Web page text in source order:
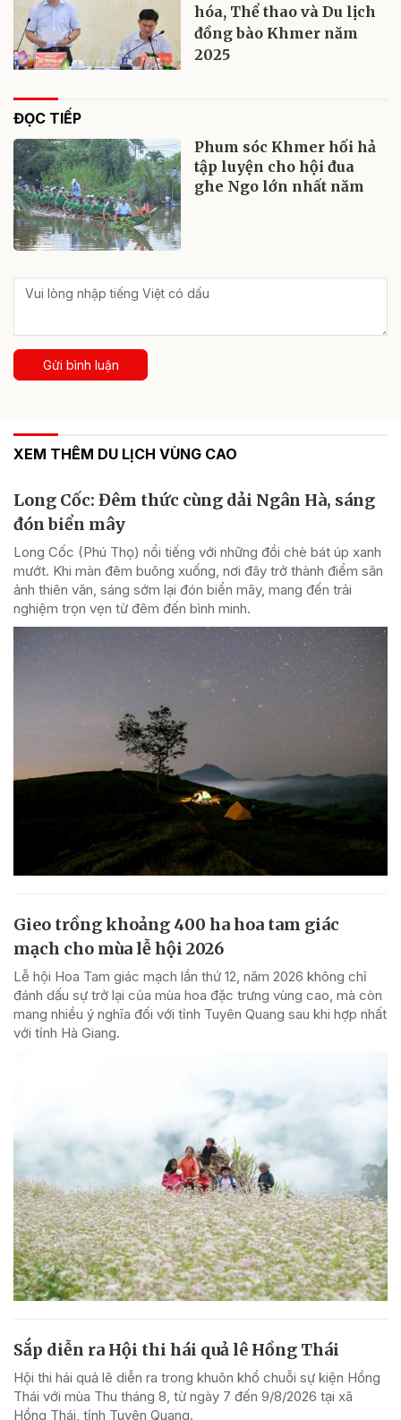
hóa, Thể thao và Du lịch
đồng bào Khmer năm
2025
ĐỌC TIẾP
Phum sóc Khmer hối hả
tập luyện cho hội đua
ghe Ngo lớn nhất năm
Gửi bình luận
XEM THÊM DU LỊCH VÙNG CAO
Long Cốc: Đêm thức cùng dải Ngân Hà, sáng
đón biển mây
Long Cốc (Phú Thọ) nổi tiếng với những đồi chè bát úp xanh
mướt. Khi màn đêm buông xuống, nơi đây trở thành điểm săn
ảnh thiên văn, sáng sớm lại đón biển mây, mang đến trải
nghiệm trọn vẹn từ đêm đến bình minh.
Gieo trồng khoảng 400 ha hoa tam giác
mạch cho mùa lễ hội 2026
Lễ hội Hoa Tam giác mạch lần thứ 12, năm 2026 không chỉ
đánh dấu sự trở lại của mùa hoa đặc trưng vùng cao, mà còn
mang nhiều ý nghĩa đối với tỉnh Tuyên Quang sau khi hợp nhất
với tỉnh Hà Giang.
Sắp diễn ra Hội thi hái quả lê Hồng Thái
Hội thi hái quả lê diễn ra trong khuôn khổ chuỗi sự kiện Hồng
Thái với mùa Thu tháng 8, từ ngày 7 đến 9/8/2026 tại xã
Hồng Thái, tỉnh Tuyên Quang.